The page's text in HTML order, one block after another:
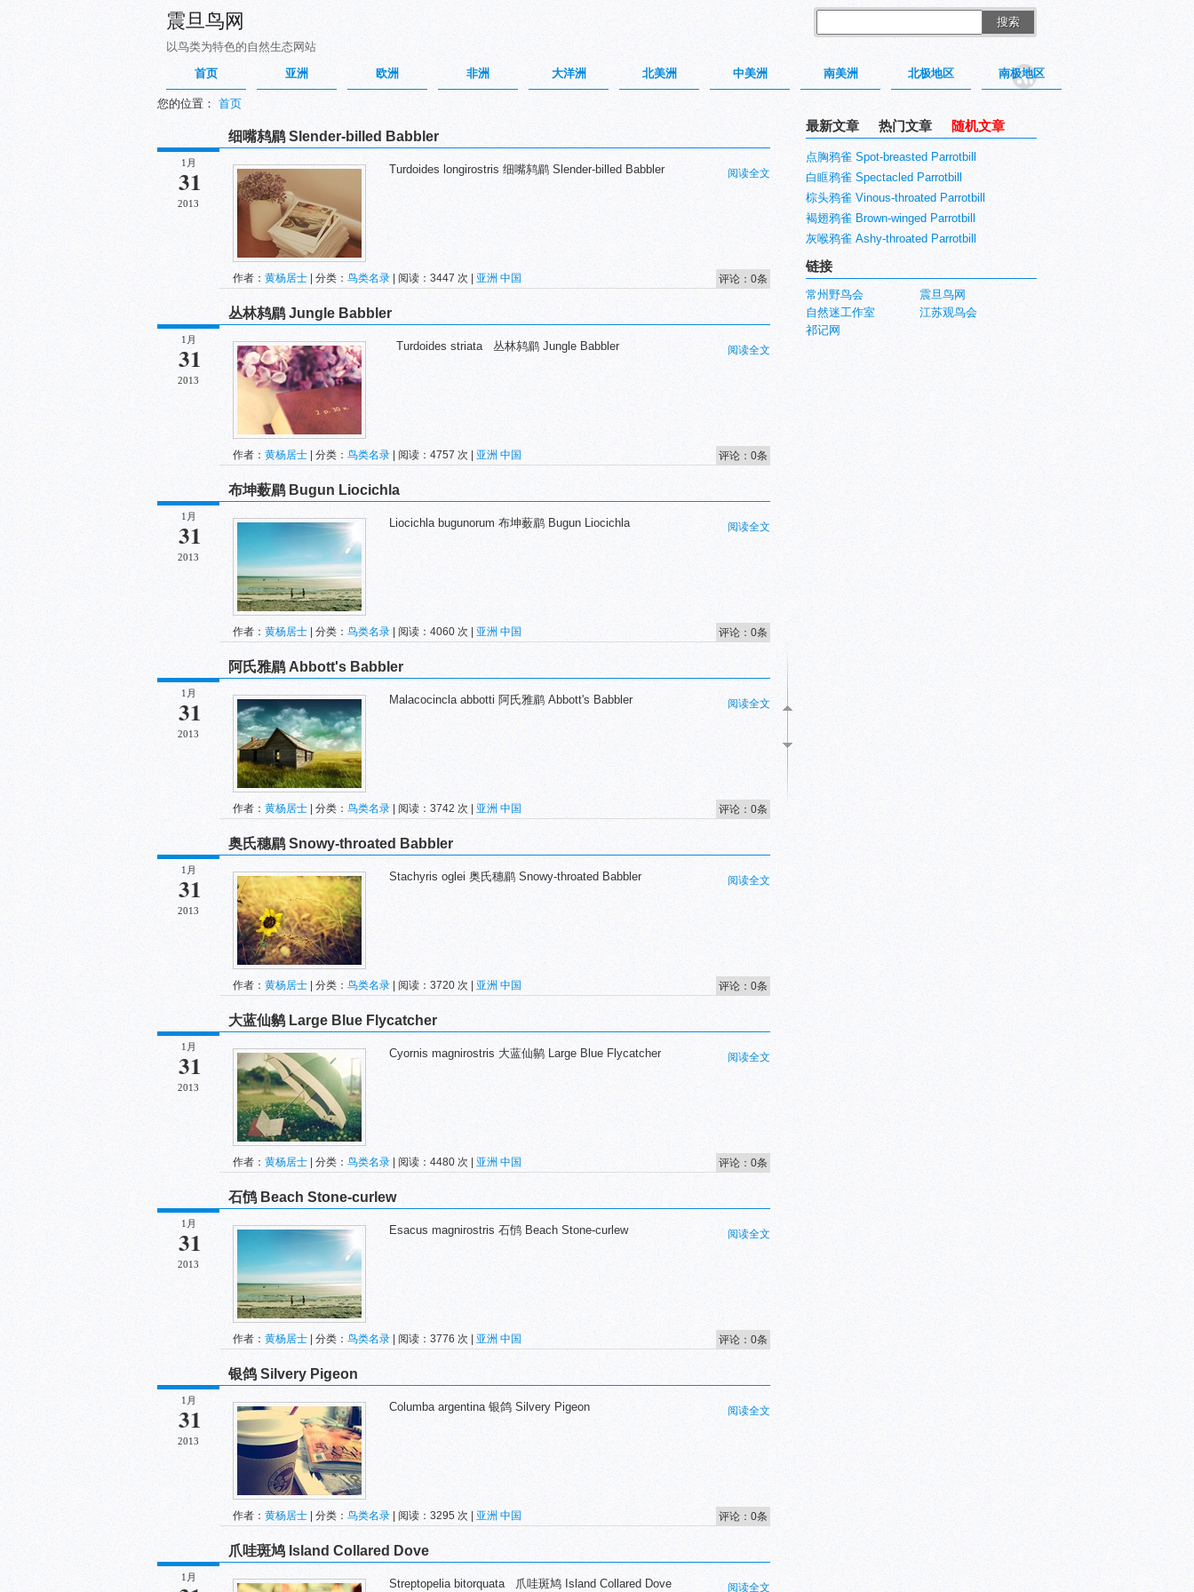
震旦鸟网
以鸟类为特色的自然生态网站
搜索
首页 亚洲 欧洲 非洲 大洋洲 北美洲 中美洲 南美洲 北极地区 南极地区
您的位置： 首页
1月
31
2013
细嘴鸫鹛 Slender-billed Babbler
Turdoides longirostris 细嘴鸫鹛 Slender-billed Babbler 阅读全文
作者： 黄杨居士 | 分类： 鸟类名录 | 阅读：3447 次 | 亚洲 中国 评论：0条
1月
31
2013
丛林鸫鹛 Jungle Babbler
Turdoides striata 丛林鸫鹛 Jungle Babbler 阅读全文
作者： 黄杨居士 | 分类： 鸟类名录 | 阅读：4757 次 | 亚洲 中国 评论：0条
1月
31
2013
布坤薮鹛 Bugun Liocichla
Liocichla bugunorum 布坤薮鹛 Bugun Liocichla 阅读全文
作者： 黄杨居士 | 分类： 鸟类名录 | 阅读：4060 次 | 亚洲 中国 评论：0条
1月
31
2013
阿氏雅鹛 Abbott's Babbler
Malacocincla abbotti 阿氏雅鹛 Abbott's Babbler 阅读全文
作者： 黄杨居士 | 分类： 鸟类名录 | 阅读：3742 次 | 亚洲 中国 评论：0条
1月
31
2013
奥氏穗鹛 Snowy-throated Babbler
Stachyris oglei 奥氏穗鹛 Snowy-throated Babbler 阅读全文
作者： 黄杨居士 | 分类： 鸟类名录 | 阅读：3720 次 | 亚洲 中国 评论：0条
1月
31
2013
大蓝仙鹟 Large Blue Flycatcher
Cyornis magnirostris 大蓝仙鹟 Large Blue Flycatcher 阅读全文
作者： 黄杨居士 | 分类： 鸟类名录 | 阅读：4480 次 | 亚洲 中国 评论：0条
1月
31
2013
石鸻 Beach Stone-curlew
Esacus magnirostris 石鸻 Beach Stone-curlew 阅读全文
作者： 黄杨居士 | 分类： 鸟类名录 | 阅读：3776 次 | 亚洲 中国 评论：0条
1月
31
2013
银鸽 Silvery Pigeon
Columba argentina 银鸽 Silvery Pigeon 阅读全文
作者： 黄杨居士 | 分类： 鸟类名录 | 阅读：3295 次 | 亚洲 中国 评论：0条
1月
爪哇斑鸠 Island Collared Dove
Streptopelia bitorquata 爪哇斑鸠 Island Collared Dove 阅读全文
最新文章 热门文章 随机文章
点胸鸦雀 Spot-breasted Parrotbill
白眶鸦雀 Spectacled Parrotbill
棕头鸦雀 Vinous-throated Parrotbill
褐翅鸦雀 Brown-winged Parrotbill
灰喉鸦雀 Ashy-throated Parrotbill
链接
常州野鸟会
震旦鸟网
自然迷工作室
江苏观鸟会
祁记网